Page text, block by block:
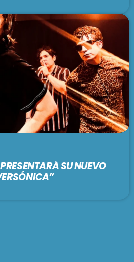
SU NUEVO